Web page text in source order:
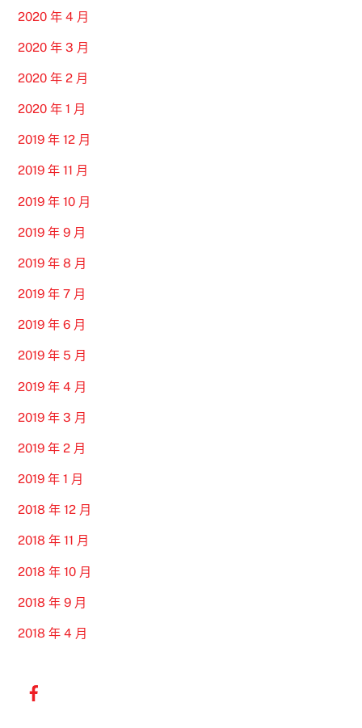
2020 年 4 月
2020 年 3 月
2020 年 2 月
2020 年 1 月
2019 年 12 月
2019 年 11 月
2019 年 10 月
2019 年 9 月
2019 年 8 月
2019 年 7 月
2019 年 6 月
2019 年 5 月
2019 年 4 月
2019 年 3 月
2019 年 2 月
2019 年 1 月
2018 年 12 月
2018 年 11 月
2018 年 10 月
2018 年 9 月
2018 年 4 月